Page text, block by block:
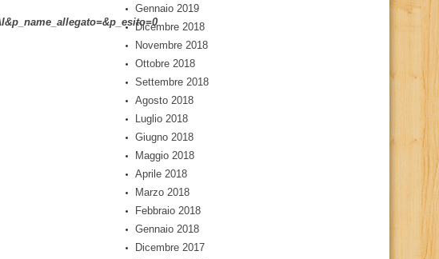
Gennaio 2019
Dicembre 2018
Novembre 2018
Ottobre 2018
Settembre 2018
Agosto 2018
Luglio 2018
Giugno 2018
Maggio 2018
Aprile 2018
Marzo 2018
Febbraio 2018
Gennaio 2018
Dicembre 2017